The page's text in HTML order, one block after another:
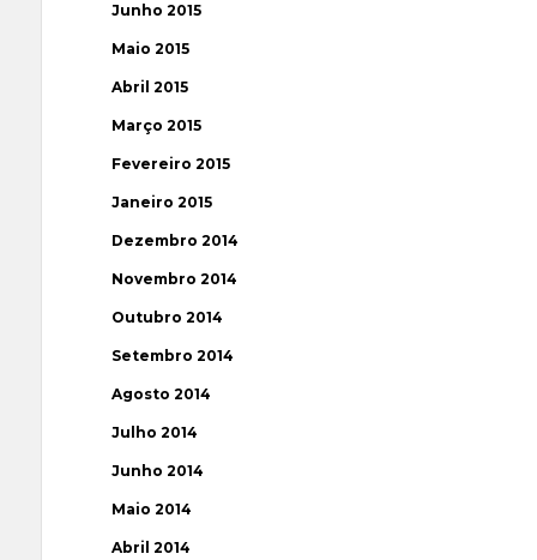
Junho 2015
Maio 2015
Abril 2015
Março 2015
Fevereiro 2015
Janeiro 2015
Dezembro 2014
Novembro 2014
Outubro 2014
Setembro 2014
Agosto 2014
Julho 2014
Junho 2014
Maio 2014
Abril 2014